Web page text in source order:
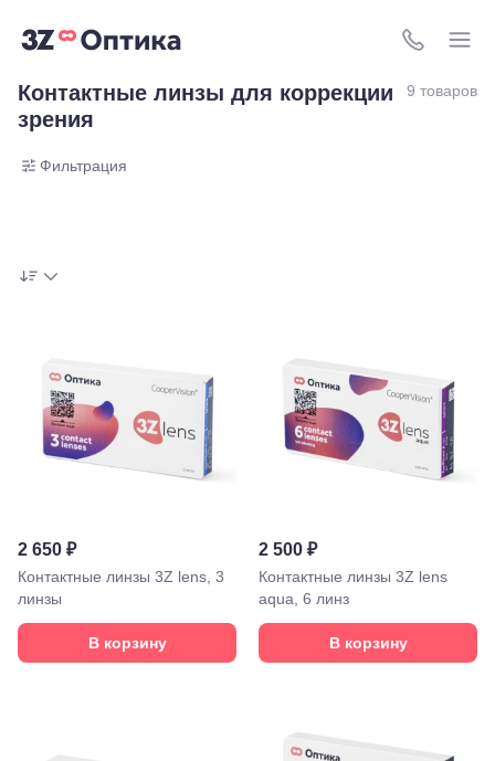
8 (800) 511-
Контактные линзы для коррекции
зрения
9 товаров
Фильтрация
2 650 ₽
Контактные линзы 3Z lens, 3
линзы
В корзину
2 500 ₽
Контактные линзы 3Z lens
aqua, 6 линз
В корзину